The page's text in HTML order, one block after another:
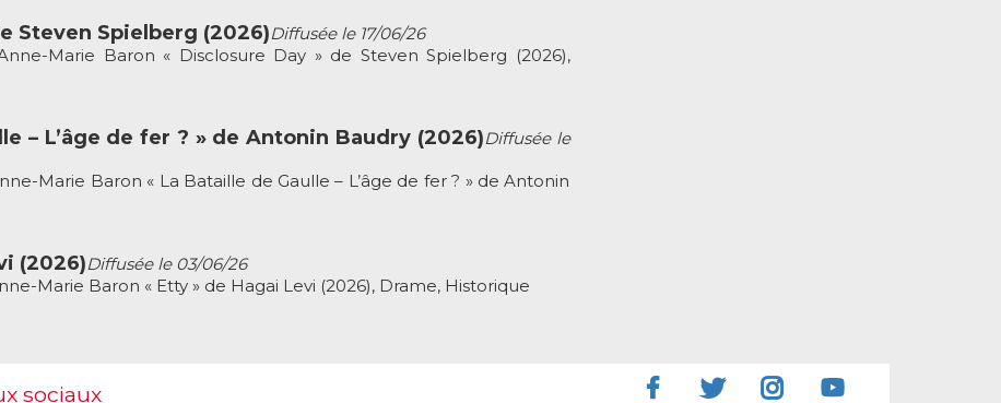
Steven Spielberg (2026)Diffusée le 17/06/26
Marie Baron « Disclosure Day » de Steven Spielberg (2026),
– L’âge de fer ? » de Antonin Baudry (2026)Diffusée le
Marie Baron « La Bataille de Gaulle – L’âge de fer ? » de Antonin
(2026)Diffusée le 03/06/26
Marie Baron « Etty » de Hagai Levi (2026), Drame, Historique
sociaux